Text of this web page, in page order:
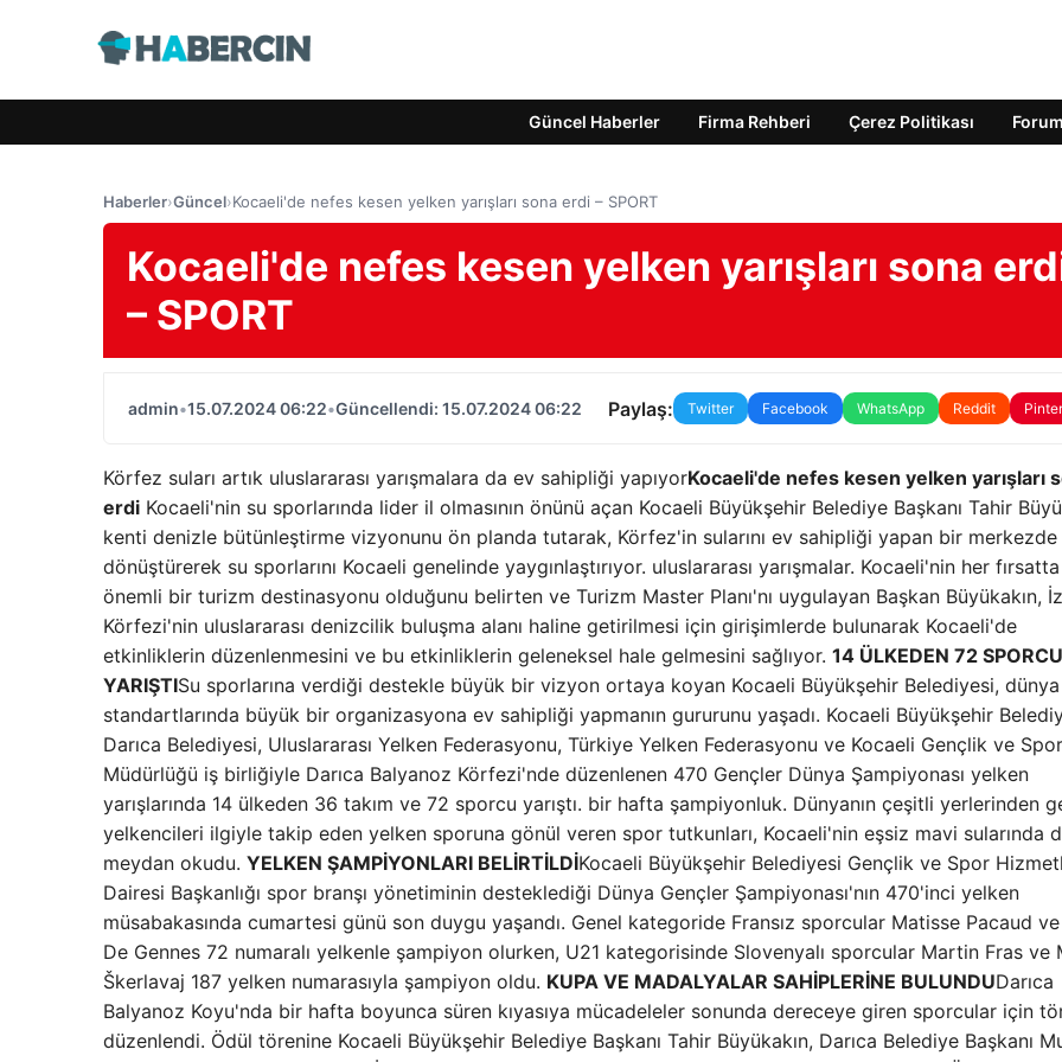
Güncel Haberler Firma Rehberi Çerez Politikası Forum
Haberler›Güncel›Kocaeli'de nefes kesen yelken yarışları sona erdi – SPORT
Kocaeli'de nefes kesen yelken yarışları sona
– SPORT
admin•15.07.2024 06:22•Güncellendi: 15.07.2024 06:22 Paylaş: Twitter Facebook WhatsApp Reddit
Körfez suları artık uluslararası yarışmalara da ev sahipliği yapıyorKocaeli'de nefes kesen yelken yarışları
erdi Kocaeli'nin su sporlarında lider il olmasının önünü açan Kocaeli Büyükşehir Belediye Başkanı Tahir
kenti denizle bütünleştirme vizyonunu ön planda tutarak, Körfez'in sularını ev sahipliği yapan bir merkezde
dönüştürerek su sporlarını Kocaeli genelinde yaygınlaştırıyor. uluslararası yarışmalar. Kocaeli'nin her fırsatta
önemli bir turizm destinasyonu olduğunu belirten ve Turizm Master Planı'nı uygulayan Başkan Büyükakın,
Körfezi'nin uluslararası denizcilik buluşma alanı haline getirilmesi için girişimlerde bulunarak Kocaeli'de
etkinliklerin düzenlenmesini ve bu etkinliklerin geleneksel hale gelmesini sağlıyor. 14 ÜLKEDEN 72 SPORCU
YARIŞTISu sporlarına verdiği destekle büyük bir vizyon ortaya koyan Kocaeli Büyükşehir Belediyesi, dünya
standartlarında büyük bir organizasyona ev sahipliği yapmanın gururunu yaşadı. Kocaeli Büyükşehir
Darıca Belediyesi, Uluslararası Yelken Federasyonu, Türkiye Yelken Federasyonu ve Kocaeli Gençlik ve
Müdürlüğü iş birliğiyle Darıca Balyanoz Körfezi'nde düzenlenen 470 Gençler Dünya Şampiyonası yelken
yarışlarında 14 ülkeden 36 takım ve 72 sporcu yarıştı. bir hafta şampiyonluk. Dünyanın çeşitli yerlerinden
yelkencileri ilgiyle takip eden yelken sporuna gönül veren spor tutkunları, Kocaeli'nin eşsiz mavi sularında
meydan okudu. YELKEN ŞAMPİYONLARI BELİRTİLDİKocaeli Büyükşehir Belediyesi Gençlik ve Spor
Dairesi Başkanlığı spor branşı yönetiminin desteklediği Dünya Gençler Şampiyonası'nın 470'inci yelken
müsabakasında cumartesi günü son duygu yaşandı. Genel kategoride Fransız sporcular Matisse Pacaud
De Gennes 72 numaralı yelkenle şampiyon olurken, U21 kategorisinde Slovenyalı sporcular Martin Fras ve
Škerlavaj 187 yelken numarasıyla şampiyon oldu. KUPA VE MADALYALAR SAHİPLERİNE BULUNDUDarıca
Balyanoz Koyu'nda bir hafta boyunca süren kıyasıya mücadeleler sonunda dereceye giren sporcular için
düzenlendi. Ödül törenine Kocaeli Büyükşehir Belediye Başkanı Tahir Büyükakın, Darıca Belediye Başkanı